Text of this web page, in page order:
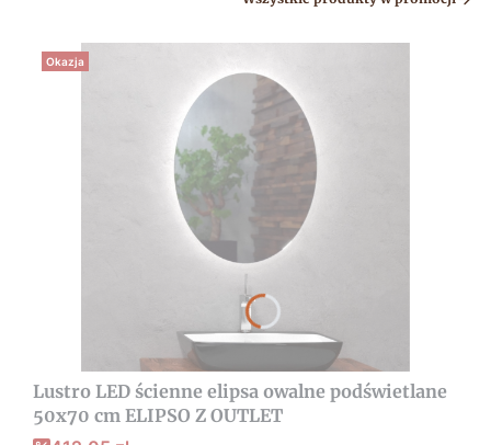
Okazja
Lustro LED ścienne elipsa owalne podświetlane
50x70 cm ELIPSO Z OUTLET